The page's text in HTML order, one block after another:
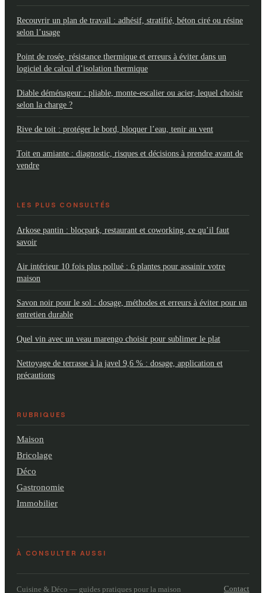
Recouvrir un plan de travail : adhésif, stratifié, béton ciré ou résine
selon l’usage
Point de rosée, résistance thermique et erreurs à éviter dans un
logiciel de calcul d’isolation thermique
Diable déménageur : pliable, monte-escalier ou acier, lequel choisir
selon la charge ?
Rive de toit : protéger le bord, bloquer l’eau, tenir au vent
Toit en amiante : diagnostic, risques et décisions à prendre avant de
vendre
LES PLUS CONSULTÉS
Arkose pantin : blocpark, restaurant et coworking, ce qu’il faut
savoir
Air intérieur 10 fois plus pollué : 6 plantes pour assainir votre
maison
Savon noir pour le sol : dosage, méthodes et erreurs à éviter pour un
entretien durable
Quel vin avec un veau marengo choisir pour sublimer le plat
Nettoyage de terrasse à la javel 9,6 % : dosage, application et
précautions
RUBRIQUES
Maison
Bricolage
Déco
Gastronomie
Immobilier
À CONSULTER AUSSI
Cuisine & Déco — guides pratiques pour la maison Contact